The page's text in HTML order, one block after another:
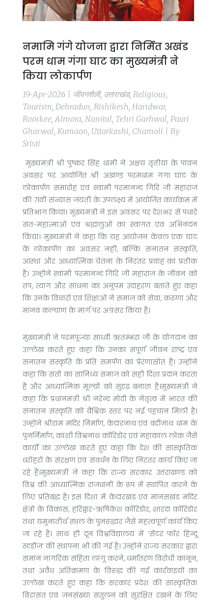
नमामि गंगे योजना द्वारा निर्मित अखंड
परम धाम गंगा घाट का मुख्यमंत्री ने
किया लोकार्पण
19-Apr-2026 | जीवनशैली, उत्तराखंड, Religious,
Tourism, Dehradun, Rishikesh, Haridwar,
Roorkee, Almora, Nanital, Tehri Garhwal, Pauri
Gharwal, Kumaon, Uttarkashi, Chamoli | By
Sristi
मुख्यमंत्री श्री पुष्कर सिंह धामी ने अक्षय तृतीया के पावन
अवसर पर आयोजित श्री अखण्ड परमधाम गंगा घाट के
लोकार्पण समारोह एवं स्वामी परमानन्द गिरि जी महाराज
की 71वीं संन्यास जयंती के उपलक्ष्य में आयोजित कार्यक्रम में
प्रतिभाग किया। मुख्यमंत्री ने इस अवसर पर देशभर से पधारे
संत-महात्माओं एवं श्रद्धालुओं का स्वागत एवं अभिनंदन
किया। मुख्यमंत्री ने कहा कि यह आयोजन केवल एक घाट
के लोकार्पण का अवसर नहीं, बल्कि सनातन संस्कृति,
आस्था और आध्यात्मिक चेतना के निरंतर प्रवाह का प्रतीक
है। उन्होंने स्वामी परमानन्द गिरि जी महाराज के जीवन को
तप, त्याग और साधना का अनुपम उदाहरण बताते हुए कहा
कि उनके विचारों एवं शिक्षाओं ने समाज को सेवा, करुणा और
मानव कल्याण के मार्ग पर अग्रसर किया है।
मुख्यमंत्री ने परमपूज्या साध्वी ऋतम्भरा जी के योगदान का
उल्लेख करते हुए कहा कि उनका संपूर्ण जीवन राष्ट्र एवं
सनातन संस्कृति के प्रति समर्पण का प्रेरणास्रोत है। उन्होंने
कहा कि संतों का सानिध्य समाज को सही दिशा प्रदान करता
है और आध्यात्मिक मूल्यों को सुदृढ़ बनाता है।मुख्यमंत्री ने
कहा कि प्रधानमंत्री श्री नरेन्द्र मोदी के नेतृत्व में भारत की
सनातन संस्कृति को वैश्विक स्तर पर नई पहचान मिली है।
उन्होंने श्रीराम मंदिर निर्माण, केदारनाथ एवं बद्रीनाथ धाम के
पुनर्निर्माण, काशी विश्वनाथ कॉरिडोर एवं महाकाल लोक जैसे
कार्यों का उल्लेख करते हुए कहा कि देश की सांस्कृतिक
धरोहरों के संरक्षण एवं संवर्धन के लिए निरंतर कार्य किए जा
रहे हैं।मुख्यमंत्री ने कहा कि राज्य सरकार उत्तराखण्ड को
विश्व की आध्यात्मिक राजधानी के रूप में स्थापित करने के
लिए प्रतिबद्ध है। इस दिशा में केदारखंड एवं मानसखंड मंदिर
क्षेत्रों के विकास, हरिद्वार-ऋषिकेश कॉरिडोर, शारदा कॉरिडोर
तथा यमुनातीर्थ स्थल के पुनरुद्धार जैसे महत्वपूर्ण कार्य किए
जा रहे हैं। साथ ही दून विश्वविद्यालय में ‘सेंटर फॉर हिन्दू
स्टडीज’ की स्थापना भी की गई है। उन्होंने राज्य सरकार द्वारा
समान नागरिक संहिता लागू करने, धर्मांतरण विरोधी कानून,
तथा अवैध अतिक्रमण के विरुद्ध की गई कार्रवाइयों का
उल्लेख करते हुए कहा कि सरकार प्रदेश की सांस्कृतिक
विरासत एवं जनसंख्या संतुलन को सुरक्षित रखने के लिए